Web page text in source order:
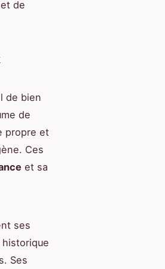
de
de bien
de
propre et
Ces
et sa
ses
Ses